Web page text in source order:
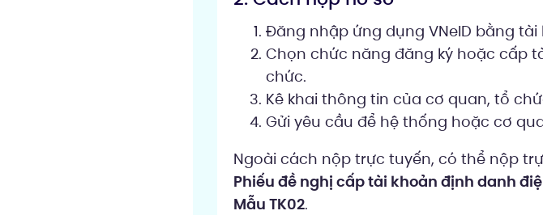
Đăng nhập ứng dụng VNeID bằng
Chọn chức năng đăng ký hoặc cấp
chức.
Kê khai thông tin của cơ quan, tổ
Gửi yêu cầu để hệ thống hoặc cơ
Ngoài cách nộp trực tuyến, có thể nộp
Phiếu đề nghị cấp tài khoản định danh
Mẫu TK02.